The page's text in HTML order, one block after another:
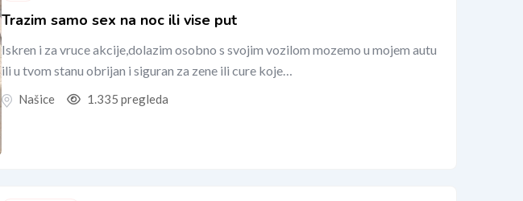
Trazim samo sex na noc ili vise put
Iskren i za vruce akcije,dolazim osobno s svojim vozilom mozemo u mojem autu
ili u tvom stanu obrijan i siguran za zene ili cure koje…
Našice 1.335 pregleda